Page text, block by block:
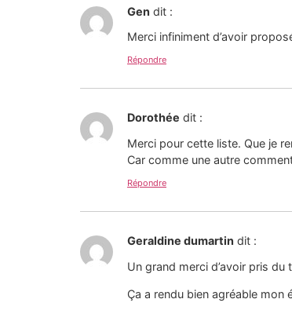
Gen dit :
Merci infiniment d’avoir
Répondre
Dorothée dit :
Merci pour cette liste. Que je
Car comme une autre
Répondre
Geraldine dumartin dit :
Un grand merci d’avoir pris
Ça a rendu bien agréable mon